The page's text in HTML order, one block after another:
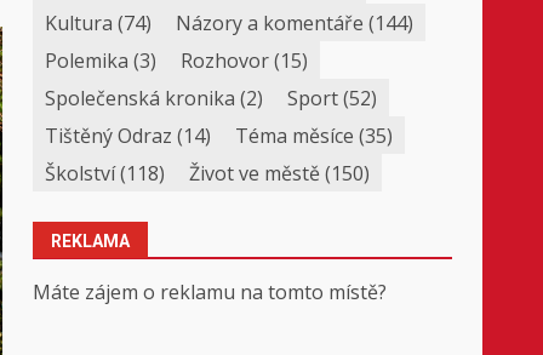
Kultura (74) Názory a komentáře (144)
Polemika (3) Rozhovor(15)
Společenská kronika (2) Sport(52)
Tištěný Odraz (14) Téma měsíce (35)
Školství(118) Život ve městě(150)
REKLAMA
Máte zájem o reklamu na tomto místě?